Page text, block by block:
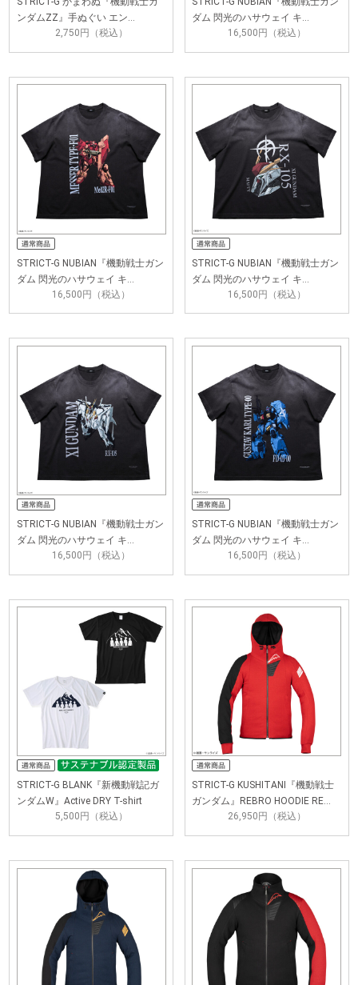
ンダムZZ』手ぬぐい エン…
2,750円（税込）
ダム 閃光のハサウェイ キ…
16,500円（税込）
STRICT-G NUBIAN『機動戦士ガン
ダム 閃光のハサウェイ キ…
16,500円（税込）
STRICT-G NUBIAN『機動戦士ガン
ダム 閃光のハサウェイ キ…
16,500円（税込）
STRICT-G NUBIAN『機動戦士ガン
ダム 閃光のハサウェイ キ…
16,500円（税込）
STRICT-G NUBIAN『機動戦士ガン
ダム 閃光のハサウェイ キ…
16,500円（税込）
STRICT-G BLANK『新機動戦記ガ
ンダムW』Active DRY T-shirt
5,500円（税込）
STRICT-G KUSHITANI『機動戦士
ガンダム』REBRO HOODIE RE…
26,950円（税込）